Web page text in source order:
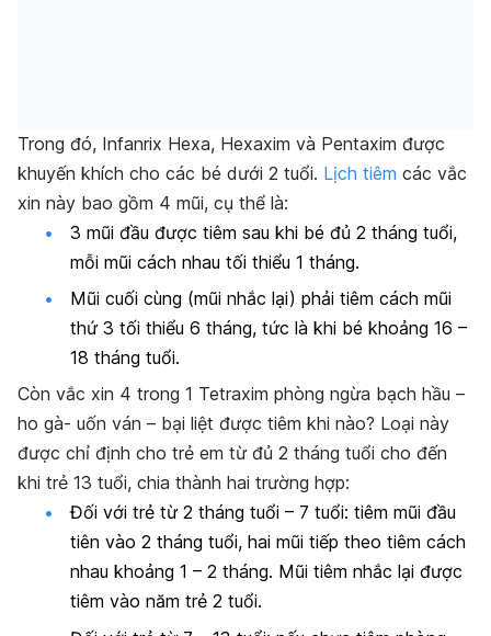
Trong đó, Infanrix Hexa, Hexaxim và Pentaxim được
khuyến khích cho các bé dưới 2 tuổi. Lịch tiêm các vắc
xin này bao gồm 4 mũi, cụ thể là:
3 mũi đầu được tiêm sau khi bé đủ 2 tháng tuổi,
mỗi mũi cách nhau tối thiểu 1 tháng.
Mũi cuối cùng (mũi nhắc lại) phải tiêm cách mũi
thứ 3 tối thiểu 6 tháng, tức là khi bé khoảng 16 –
18 tháng tuổi.
Còn vắc xin 4 trong 1 Tetraxim phòng ngừa bạch hầu –
ho gà- uốn ván – bại liệt được tiêm khi nào? Loại này
được chỉ định cho trẻ em từ đủ 2 tháng tuổi cho đến
khi trẻ 13 tuổi, chia thành hai trường hợp:
Đối với trẻ từ 2 tháng tuổi – 7 tuổi: tiêm mũi đầu
tiên vào 2 tháng tuổi, hai mũi tiếp theo tiêm cách
nhau khoảng 1 – 2 tháng. Mũi tiêm nhắc lại được
tiêm vào năm trẻ 2 tuổi.